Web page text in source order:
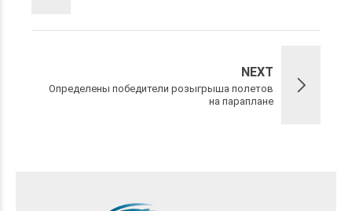
NEXT
Определены победители розыгрыша полетов
на параплане